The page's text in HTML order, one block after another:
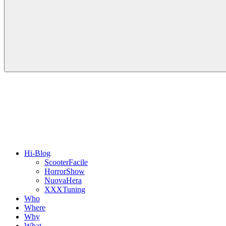
Hi-Blog
ScooterFacile
HorrorShow
NuovaHera
XXXTuning
Who
Where
Why